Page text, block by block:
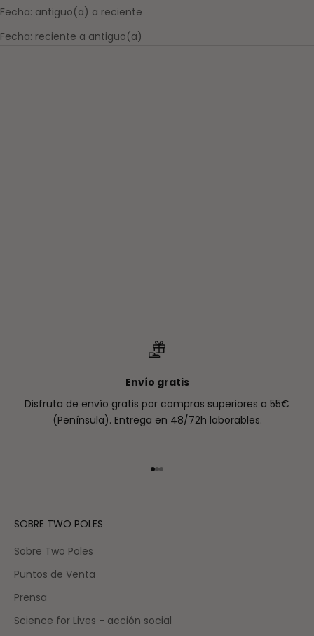
Fecha: antiguo(a) a reciente
Fecha: reciente a antiguo(a)
Envío gratis
Disfruta de envío gratis por compras superiores a 55€
(Península). Entrega en 48/72h laborables.
Ir al artículo 1
Ir al artículo 2
Ir al artículo 3
SOBRE TWO POLES
Sobre Two Poles
Puntos de Venta
Prensa
Science for Lives - acción social